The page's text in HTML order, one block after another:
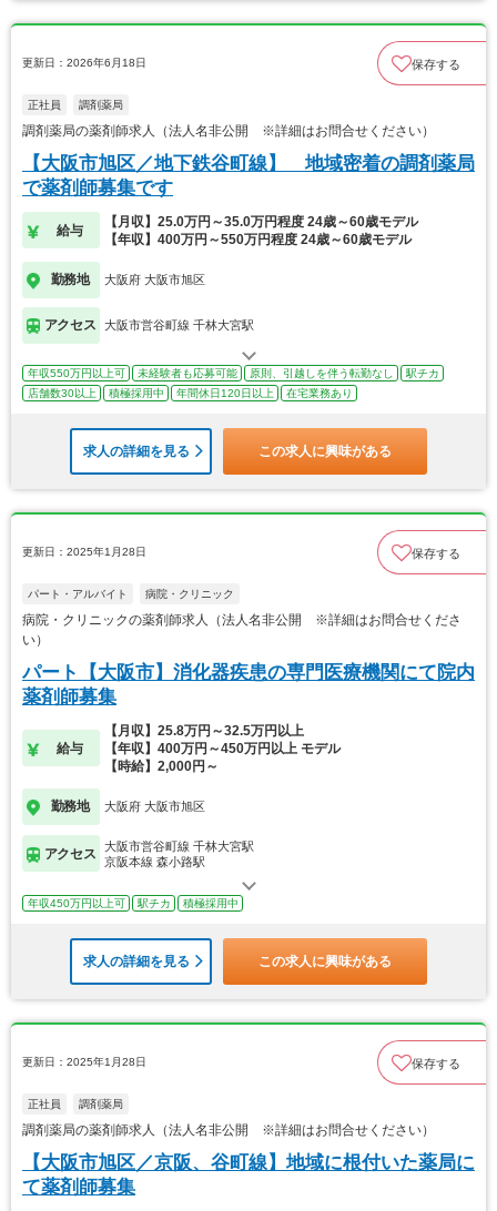
更新日：2026年6月18日 保存する
正社員 調剤薬局
調剤薬局の薬剤師求人（法人名非公開 ※詳細はお問合せください）
【大阪市旭区／地下鉄谷町線】 地域密着の調剤薬局
で薬剤師募集です
給与
【月収】25.0万円～35.0万円程度 24歳～60歳モデル
【年収】400万円～550万円程度 24歳～60歳モデル
勤務地 大阪府 大阪市旭区
アクセス 大阪市営谷町線 千林大宮駅
年収550万円以上可 未経験者も応募可能 原則、引越しを伴う転勤なし
駅チカ
店舗数30以上
積極採用中 年間休日120日以上 在宅業務あり
求人の詳細を見る この求人に興味がある
更新日：2025年1月28日 保存する
パート・アルバイト 病院・クリニック
病院・クリニックの薬剤師求人（法人名非公開 ※詳細はお問合せくださ
い）
パート【大阪市】消化器疾患の専門医療機関にて院内
薬剤師募集
給与
【月収】25.8万円～32.5万円以上
【年収】400万円～450万円以上 モデル
【時給】2,000円～
勤務地 大阪府 大阪市旭区
アクセス
大阪市営谷町線 千林大宮駅
京阪本線 森小路駅
年収450万円以上可 駅チカ 積極採用中
求人の詳細を見る この求人に興味がある
更新日：2025年1月28日 保存する
正社員 調剤薬局
調剤薬局の薬剤師求人（法人名非公開 ※詳細はお問合せください）
【大阪市旭区／京阪、谷町線】地域に根付いた薬局に
て薬剤師募集